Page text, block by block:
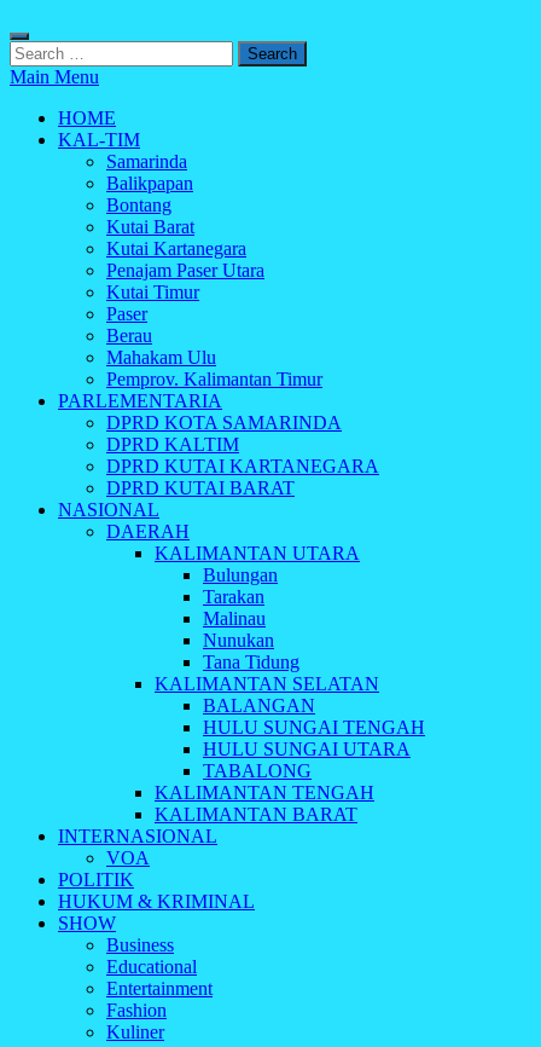
Search
for:
Main Menu
HOME
KAL-TIM
Samarinda
Balikpapan
Bontang
Kutai Barat
Kutai Kartanegara
Penajam Paser Utara
Kutai Timur
Paser
Berau
Mahakam Ulu
Pemprov. Kalimantan Timur
PARLEMENTARIA
DPRD KOTA SAMARINDA
DPRD KALTIM
DPRD KUTAI KARTANEGARA
DPRD KUTAI BARAT
NASIONAL
DAERAH
KALIMANTAN UTARA
Bulungan
Tarakan
Malinau
Nunukan
Tana Tidung
KALIMANTAN SELATAN
BALANGAN
HULU SUNGAI TENGAH
HULU SUNGAI UTARA
TABALONG
KALIMANTAN TENGAH
KALIMANTAN BARAT
INTERNASIONAL
VOA
POLITIK
HUKUM & KRIMINAL
SHOW
Business
Educational
Entertainment
Fashion
Kuliner